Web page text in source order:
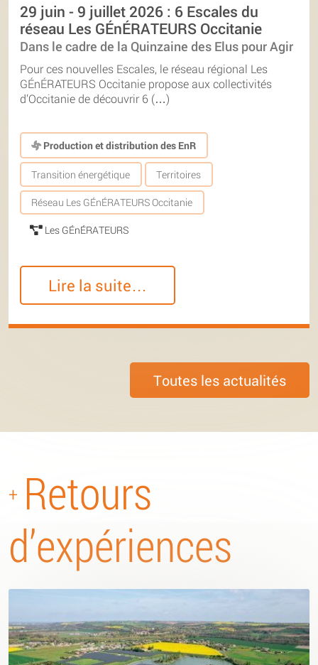
29 juin - 9 juillet 2026 : 6 Escales du
réseau Les GÉnÉRATEURS Occitanie
Dans le cadre de la Quinzaine des Elus pour Agir
Pour ces nouvelles Escales, le réseau régional Les
GÉnÉRATEURS Occitanie propose aux collectivités
d’Occitanie de découvrir 6 (…)
Production et distribution des EnR
Transition énergétique Territoires
Réseau Les GÉnÉRATEURS Occitanie
Les GÉnÉRATEURS
Lire la suite…
Toutes les actualités
+ Retours
d’expériences